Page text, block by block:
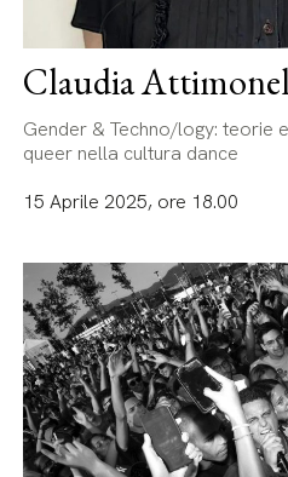
Claudia
Gender & Techno/logy: teorie
queer nella cultura dance
15 Aprile 2025, ore 18.00